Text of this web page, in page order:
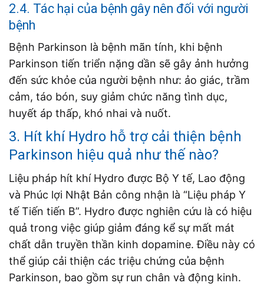
2.4. Tác hại của bệnh gây nên đối với người
bệnh
Bệnh Parkinson là bệnh mãn tính, khi bệnh
Parkinson tiến triển nặng dần sẽ gây ảnh hưởng
đến sức khỏe của người bệnh như: ảo giác, trầm
cảm, táo bón, suy giảm chức năng tình dục,
huyết áp thấp, khó nhai và nuốt.
3. Hít khí Hydro hỗ trợ cải thiện bệnh
Parkinson hiệu quả như thế nào?
Liệu pháp hít khí Hydro được Bộ Y tế, Lao động
và Phúc lợi Nhật Bản công nhận là “Liệu pháp Y
tế Tiến tiến B”. Hydro được nghiên cứu là có hiệu
quả trong việc giúp giảm đáng kể sự mất mát
chất dẫn truyền thần kinh dopamine. Điều này có
thể giúp cải thiện các triệu chứng của bệnh
Parkinson, bao gồm sự run chân và động kinh.